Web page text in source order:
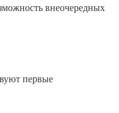
внеочередных
первые